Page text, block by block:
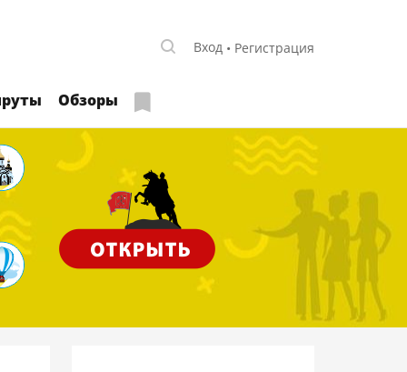
Вход Регистрация
Обзоры